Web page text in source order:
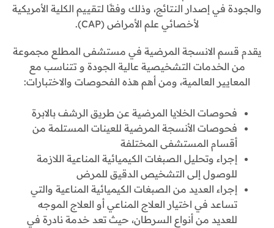
والجودة في إصدار النتائج، وذلك وفقًا لتقييم الكلية الأمريكية
لأخصائي علم الأمراض (CAP).
يقدم قسم الانسجة المرضية في مستشفى المطلع مجموعة
من الخدمات التشخيصية عالية الجودة و تتناسب مع
المعايير العالمية، ومن أهم هذه الفحوصات والاختبارات:
فحوصات الخلايا المرضية عن طريق الرشف بالابرة
فحوصات الأنسجة المرضية للعينات المستلمة من
أقسام المستشفى المختلفة
إجراء وتحليل الصبغات الكيميائية المناعية اللازمة
للوصول إلى التشخيص الدقيق للمرض
إجراء العديد من الصبغات الكيميائية المناعية والتي
تساعد في اختيار العلاج المناعي أو العلاج الموجه
للعديد من أنواع السرطان، حيث تعد خدمة نادرة في